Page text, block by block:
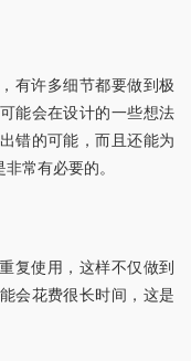
有许多细节都要做到极
能会在设计的一些想法
错的可能，而且还能为
常有必要的。
复使用，这样不仅做到
会花费很长时间，这是